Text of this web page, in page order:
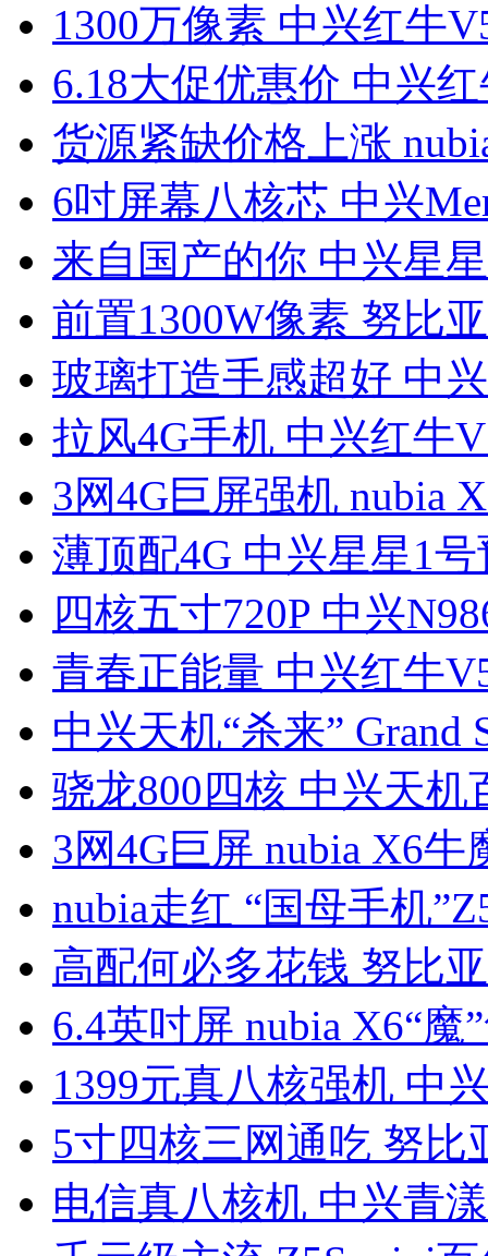
1300万像素 中兴红牛
6.18大促优惠价 中兴
货源紧缺价格上涨
6吋屏幕八核芯 中兴
来自国产的你 中兴星
前置1300W像素 努比
玻璃打造手感超好 中
拉风4G手机 中兴红牛
3网4G巨屏强机 nubia
薄顶配4G 中兴星星1
四核五寸720P 中兴
青春正能量 中兴红牛
中兴天机“杀来” Grand
骁龙800四核 中兴天机
3网4G巨屏 nubia X6牛
nubia走红 “国母手机
高配何必多花钱 努比
6.4英吋屏 nubia X6“魔
1399元真八核强机 中
5寸四核三网通吃 努比
电信真八核机 中兴青